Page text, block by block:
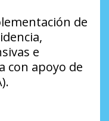
de
e
con apoyo de